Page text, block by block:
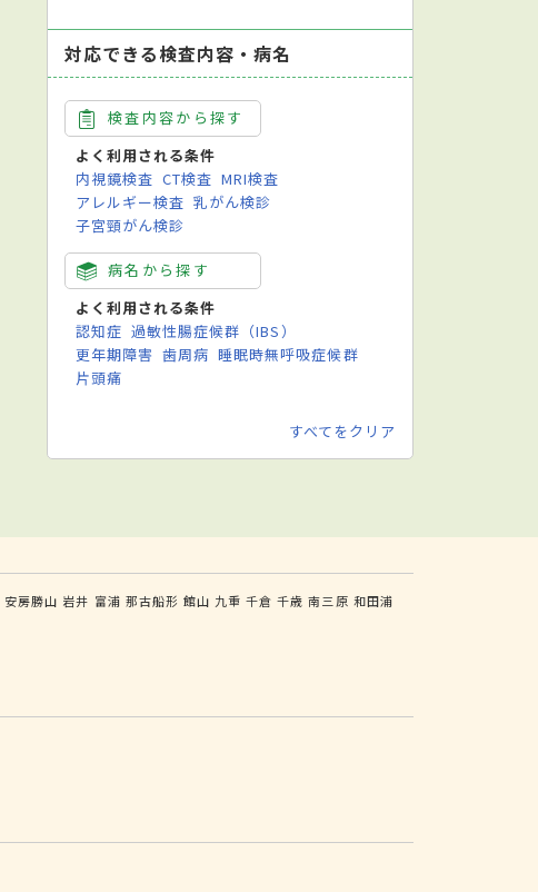
対応できる検査内容・病名
検査内容から探す
よく利用される条件
内視鏡検査 CT検査 MRI検査
アレルギー検査 乳がん検診
子宮頸がん検診
病名から探す
よく利用される条件
認知症 過敏性腸症候群（IBS）
更年期障害 歯周病 睡眠時無呼吸症候群
片頭痛
すべてをクリア
安房勝山 岩井 富浦 那古船形 館山 九重 千倉 千歳 南三原 和田浦